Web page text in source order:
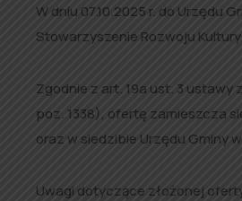
W dniu 07.10.2025 r. do Urzędu
Stowarzyszenie Rozwoju
Zgodnie z art. 19a ust. 3 ustawy
poz. 1338), ofertę zamieszcza
oraz w siedzibie Urzędu Gminy
Uwagi dotyczące złożonej